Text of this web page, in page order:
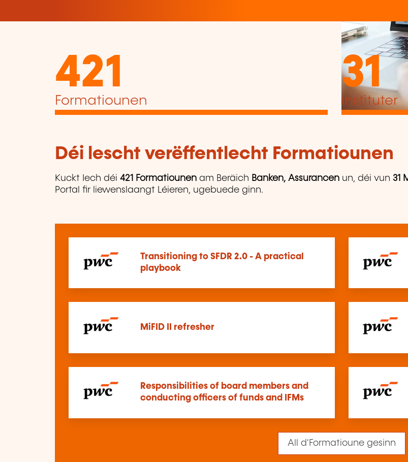
421
Formatiounen
31
Instituter
Déi lescht verëffentlecht Formatiounen
Kuckt Iech déi 421 Formatiounen am Beräich Banken, Assurancen un, déi vun 31
Portal fir liewenslaangt Léieren, ugebuede ginn.
Transitioning to SFDR 2.0 - A practical
playbook
MiFID II refresher
Responsibilities of board members and
conducting officers of funds and IFMs
All d'Formatioune gesinn